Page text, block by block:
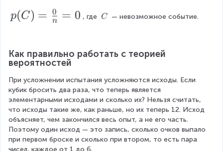
}
}
}
}
\f
a
c
{
n
}
{
n
}
p
)
=
\f
r
a
c
{
p(C) = n
0 = 0 , где \
C — невозможное событие.
Как правильно работать с теорией
вероятностей
При усложнении испытания усложняются исходы. Если
кубик бросить два раза, что теперь является
элементарными исходами и сколько их? Нельзя считать,
что исходы такие же, как раньше, но их теперь 12. Исход
объясняет, чем закончился весь опыт, а не его часть.
Поэтому один исход — это запись, сколько очков выпало
при первом броске и сколько при втором, то есть пара